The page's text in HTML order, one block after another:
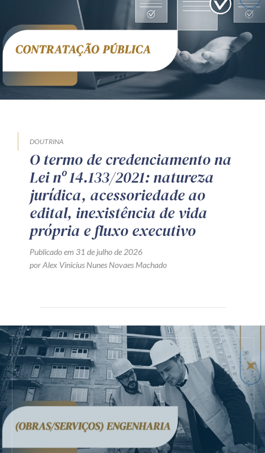
DOUTRINA
O termo de credenciamento na
Lei nº 14.133/2021: natureza
jurídica, acessoriedade ao
edital, inexistência de vida
própria e fluxo executivo
Publicado em 31 de julho de 2026
por Alex Vinicius Nunes Novaes Machado